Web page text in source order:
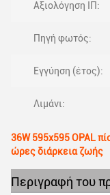
Αξιολόγηση ΙΠ:
Πηγή φωτός:
Εγγύηση (έτος):
Λιμάνι:
36W 595x595 OPAL
ώρες διάρκεια ζωής
Περιγραφή του